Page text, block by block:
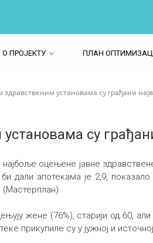
О ПРОЈЕКТУ ПЛАН
здравственим установама су грађани
су
оцењене јавне
дали апотекама је 2,9,
(Мастерплан).
жене (76%), старији од 60,
прикупиле су у јужној и